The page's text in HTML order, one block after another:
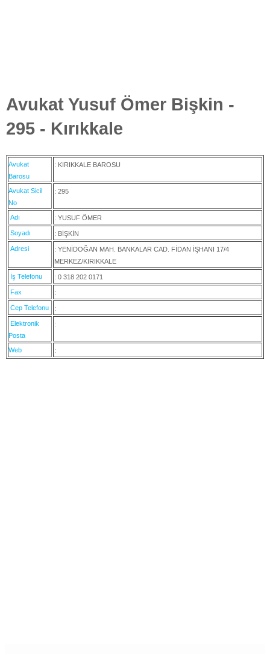
Avukat Yusuf Ömer Bişkin -
295 - Kırıkkale
Avukat
Barosu
: KIRIKKALE BAROSU
Avukat Sicil
No
: 295
Adı : YUSUF ÖMER
Soyadı : BİŞKİN
Adresi
: YENİDOĞAN MAH. BANKALAR CAD. FİDAN İŞHANI 17/4
MERKEZ/KIRIKKALE
İş Telefonu : 0 318 202 0171
Fax :
Cep Telefonu :
Elektronik
Posta
:
Web :